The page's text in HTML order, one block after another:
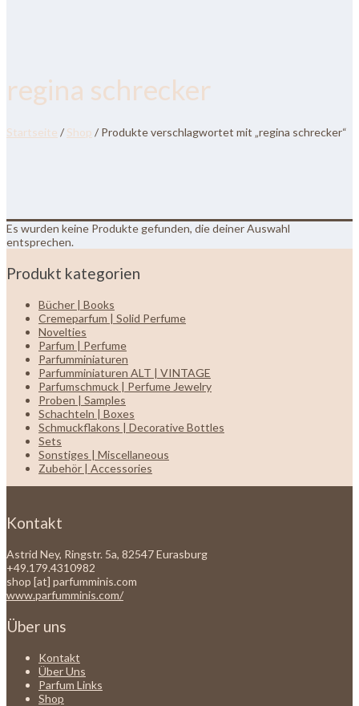
regina schrecker
Startseite / Shop / Produkte verschlagwortet mit „regina schrecker“
Es wurden keine Produkte gefunden, die deiner Auswahl
entsprechen.
Produkt kategorien
Bücher | Books
Cremeparfum | Solid Perfume
Novelties
Parfum | Perfume
Parfumminiaturen
Parfumminiaturen ALT | VINTAGE
Parfumschmuck | Perfume Jewelry
Proben | Samples
Schachteln | Boxes
Schmuckflakons | Decorative Bottles
Sets
Sonstiges | Miscellaneous
Zubehör | Accessories
Kontakt
Astrid Ney, Ringstr. 5a, 82547 Eurasburg
+49.179.4310982
shop [at] parfumminis.com
www.parfumminis.com/
Über uns
Kontakt
Über Uns
Parfum Links
Shop